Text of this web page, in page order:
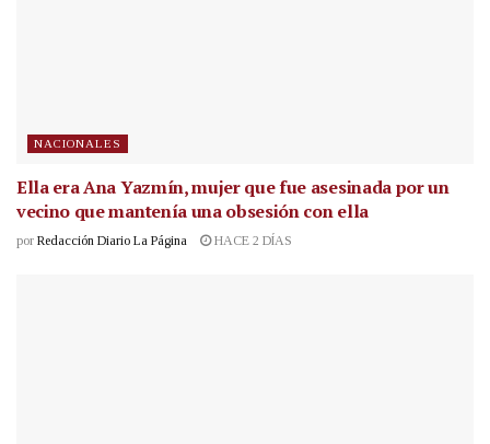
NACIONALES
Ella era Ana Yazmín, mujer que fue asesinada por un
vecino que mantenía una obsesión con ella
por Redacción Diario La Página HACE 2 DÍAS